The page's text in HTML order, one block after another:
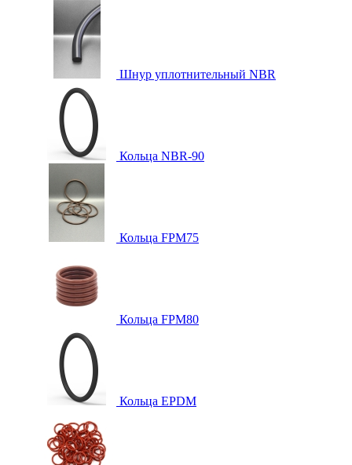
Шнур уплотнительный NBR
Кольца NBR-90
Кольца FPM75
Кольца FPM80
Кольца EPDM